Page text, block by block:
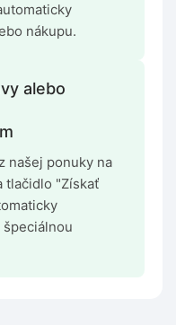
nákupu.
alebo
našej ponuky na
tlačidlo "Získať